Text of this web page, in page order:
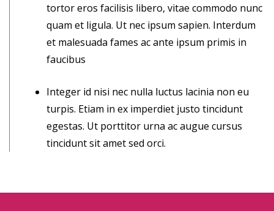
tortor eros facilisis libero, vitae commodo nunc
quam et ligula. Ut nec ipsum sapien. Interdum
et malesuada fames ac ante ipsum primis in
faucibus
Integer id nisi nec nulla luctus lacinia non eu
turpis. Etiam in ex imperdiet justo tincidunt
egestas. Ut porttitor urna ac augue cursus
tincidunt sit amet sed orci.